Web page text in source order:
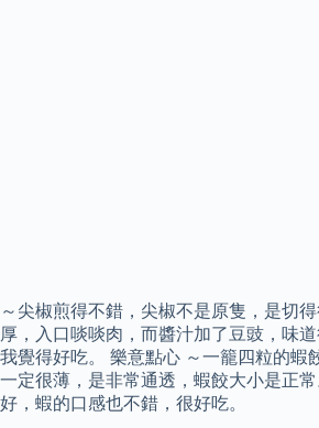
～尖椒煎得不錯，尖椒不是原隻，是切
厚，入口啖啖肉，而醬汁加了豆豉，味
我覺得好吃。 樂意點心 ～一籠四粒的蝦
一定很薄，是非常通透，蝦餃大小是正
好，蝦的口感也不錯，很好吃。